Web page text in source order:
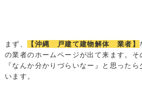
まず、 【沖縄 戸建て建物解体 業者】
の業者のホームページが出て来ます。そ
『なんか分かりづらいなー』と思った
います。